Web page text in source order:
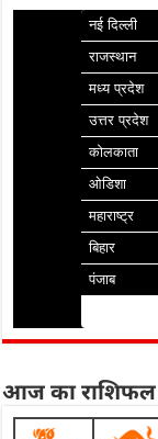
नई दिल्ली
राजस्थान
मध्य प्रदेश
उत्तर प्रदेश
कोलकाता
ओडिशा
महाराष्ट्र
बिहार
पंजाब
आज का राशिफल